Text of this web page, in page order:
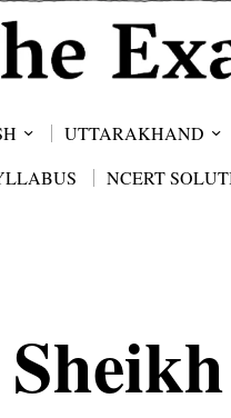
UTTARAKHAND
NCERT